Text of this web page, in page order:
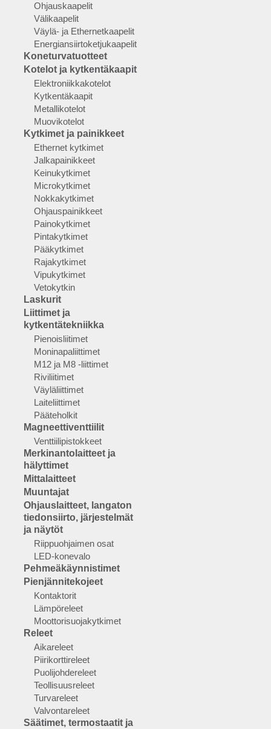
Ohjauskaapelit
Välikaapelit
Väylä- ja Ethernetkaapelit
Energiansiirtoketjukaapelit
Koneturvatuotteet
Kotelot ja kytkentäkaapit
Elektroniikkakotelot
Kytkentäkaapit
Metallikotelot
Muovikotelot
Kytkimet ja painikkeet
Ethernet kytkimet
Jalkapainikkeet
Keinukytkimet
Microkytkimet
Nokkakytkimet
Ohjauspainikkeet
Painokytkimet
Pintakytkimet
Pääkytkimet
Rajakytkimet
Vipukytkimet
Vetokytkin
Laskurit
Liittimet ja
kytkentätekniikka
Pienoisliitimet
Moninapaliittimet
M12 ja M8 -liittimet
Riviliitimet
Väyläliittimet
Laiteliittimet
Pääteholkit
Magneettiventtiilit
Venttiilipistokkeet
Merkinantolaitteet ja
hälyttimet
Mittalaitteet
Muuntajat
Ohjauslaitteet, langaton
tiedonsiirto, järjestelmät
ja näytöt
Riippuohjaimen osat
LED-konevalo
Pehmeäkäynnistimet
Pienjännitekojeet
Kontaktorit
Lämpöreleet
Moottorisuojakytkimet
Releet
Aikareleet
Piirikorttireleet
Puolijohdereleet
Teollisuusreleet
Turvareleet
Valvontareleet
Säätimet, termostaatit ja